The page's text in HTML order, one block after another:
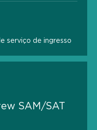
serviço de ingresso
SAM/SAT